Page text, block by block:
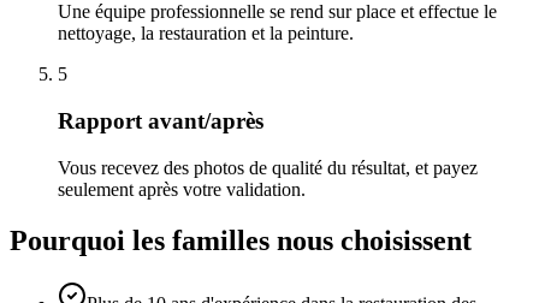
Une équipe professionnelle se rend sur place et effectue le
nettoyage, la restauration et la peinture.
5
Rapport avant/après
Vous recevez des photos de qualité du résultat, et payez
seulement après votre validation.
Pourquoi les familles nous choisissent